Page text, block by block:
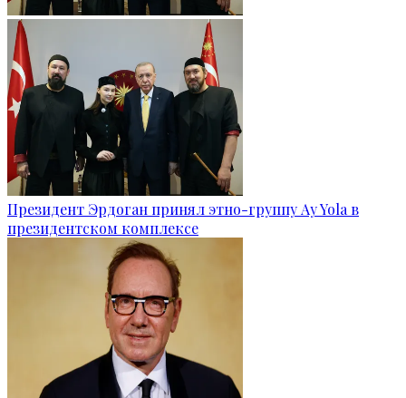
Президент Эрдоган принял этно-группу Ay Yola в
президентском комплексе